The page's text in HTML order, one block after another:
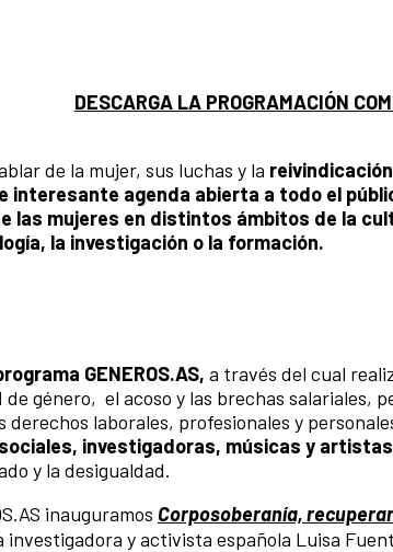
DESCARGA LA PROGRAMACIÓN
de la mujer, sus luchas y la
interesante agenda abierta a todo el
las mujeres en distintos ámbitos de la
la investigación o la formación.
GENEROS.AS, a través del cual
género, el acoso y las brechas salariales,
derechos laborales, profesionales y
investigadoras, músicas y
y la desigualdad.
inauguramos Corposoberanía,
y activista española Luisa